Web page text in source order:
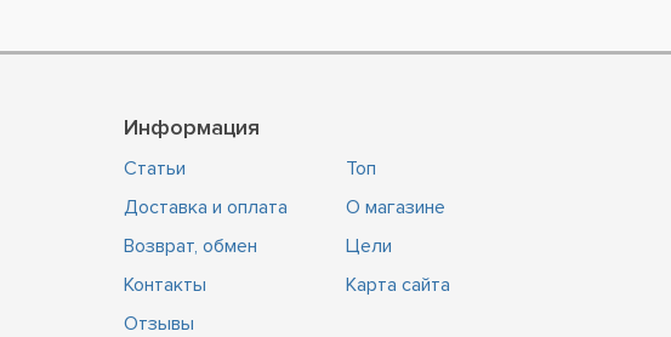
Информация
Статьи
Доставка и оплата
Возврат, обмен
Контакты
Отзывы
Топ
О магазине
Цели
Карта сайта